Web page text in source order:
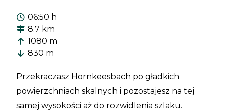
06:50 h
8.7 km
1080 m
830 m
Przekraczasz Hornkeesbach po gładkich
powierzchniach skalnych i pozostajesz na tej
samej wysokości aż do rozwidlenia szlaku.